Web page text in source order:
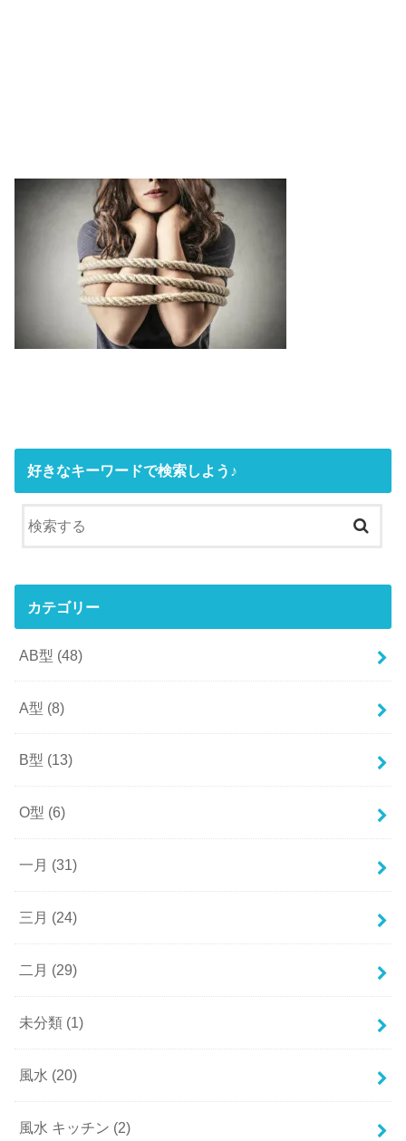
好きなキーワードで検索しよう♪
カテゴリー
AB型 (48)
A型 (8)
B型 (13)
O型 (6)
一月 (31)
三月 (24)
二月 (29)
未分類 (1)
風水 (20)
風水 キッチン (2)